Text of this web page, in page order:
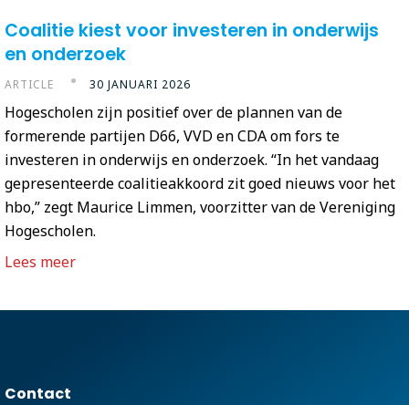
Coalitie kiest voor investeren in onderwijs
en onderzoek
ARTICLE 30 JANUARI 2026
Hogescholen zijn positief over de plannen van de
formerende partijen D66, VVD en CDA om fors te
investeren in onderwijs en onderzoek. “In het vandaag
gepresenteerde coalitieakkoord zit goed nieuws voor het
hbo,” zegt Maurice Limmen, voorzitter van de Vereniging
Hogescholen.
Lees meer
Contact